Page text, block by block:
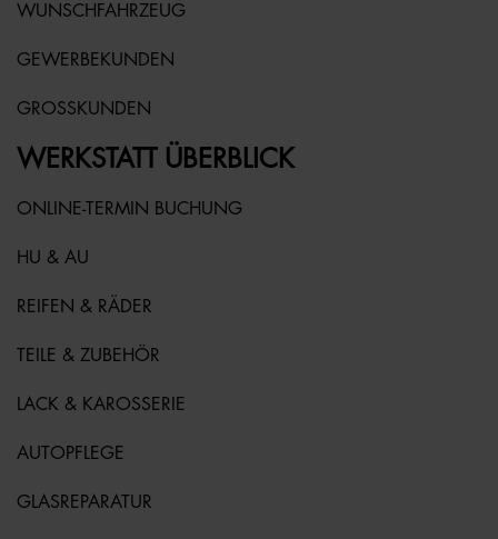
WUNSCHFAHRZEUG
GEWERBEKUNDEN
GROSSKUNDEN
WERKSTATT ÜBERBLICK
ONLINE-TERMIN BUCHUNG
HU & AU
REIFEN & RÄDER
TEILE & ZUBEHÖR
LACK & KAROSSERIE
AUTOPFLEGE
GLASREPARATUR